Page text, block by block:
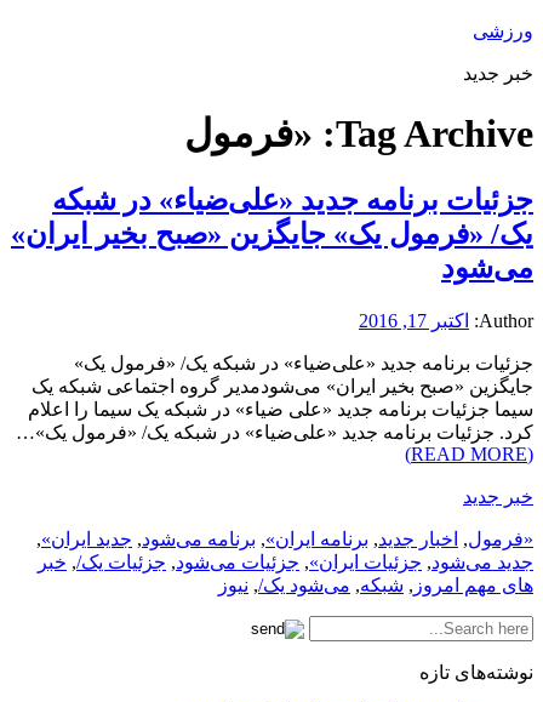
ورزشی
خبر جدید
Tag Archive: «فرمول
جزئیات برنامه جدید «علی‌ضیاء» در شبکه
یک/ «فرمول یک» جایگزین «صبح بخیر ایران»
می‌شود
Author: اکتبر 17, 2016
جزئیات برنامه جدید «علی‌ضیاء» در شبکه یک/ «فرمول یک»
جایگزین «صبح بخیر ایران» می‌شودمدیر گروه اجتماعی شبکه یک
سیما جزئیات برنامه جدید «علی ضیاء» در شبکه یک سیما را اعلام
کرد. جزئیات برنامه جدید «علی‌ضیاء» در شبکه یک/ «فرمول یک»…
(READ MORE)
خبر جدید
«فرمول, اخبار جدید, برنامه ایران», برنامه می‌شود, جدید ایران»,
جدید می‌شود, جزئیات ایران», جزئیات می‌شود, جزئیات یک/, خبر
های مهم امروز , شبکه, می‌شود یک/, نیوز
نوشته‌های تازه